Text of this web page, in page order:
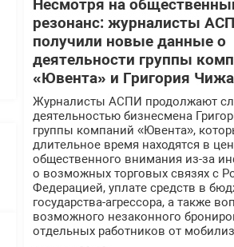
Несмотря на
резонанс: журналисты
получили новые данные о
деятельности группы
«Ювента» и Григория Чижа
Журналисты АСПИ продолжают
деятельностью бизнесмена
группы компаний «Ювента»,
длительное время находятся в
общественного внимания из-за
о возможных торговых связях с
Федерацией, уплате средств в
государства-агрессора, а также
возможного незаконного
отдельных работников от